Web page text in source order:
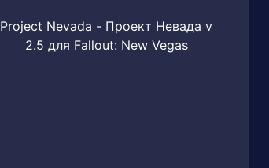
Project Nevada - Проект Невада v
2.5 для Fallout: New Vegas